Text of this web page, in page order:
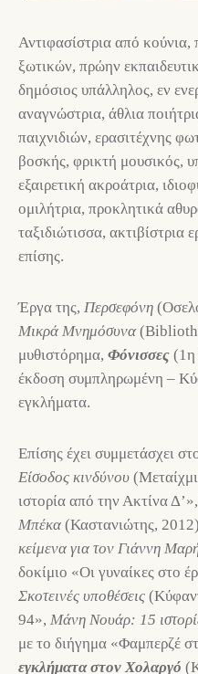
Αντιφασίστρια από
ξωτικών, πρώην
δημόσιος υπάλληλος, εν
αναγνώστρια, άθλια
παιχνιδιών, ερασιτέχνης
βοσκής, φρικτή μουσικός,
εξαιρετική ακροάτρια,
ομιλήτρια, προκλητικά
ταξιδιώτισσα, ακτιβίστρια
επίσης.
Έργα της, Περσεφόνη
Μικρά Μνημόσυνα
μυθιστόρημα, Φόνισσες (1η
έκδοση συμπληρωμένη –
εγκλήματα.
Επίσης έχει συμμετάσχει
Είσοδος κινδύνου
ιστορία από την Ακτίνα Δ’»,
Μπέκα (Καστανιώτης,
κείμενα για τον Γιάννη
δοκίμιο «Οι γυναίκες στο
Σκοτεινές υποθέσεις
94», Μάνη Νουάρ: 15
με το διήγημα «Φαμπερζέ
εγκλήματα στον Χολαργό